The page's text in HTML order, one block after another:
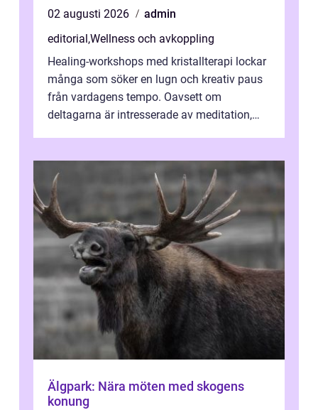
02 augusti 2026
admin
editorial,Wellness och avkoppling
Healing-workshops med kristallterapi lockar
många som söker en lugn och kreativ paus
från vardagens tempo. Oavsett om
deltagarna är intresserade av meditation,
Älgpark: Nära möten med skogens
konung